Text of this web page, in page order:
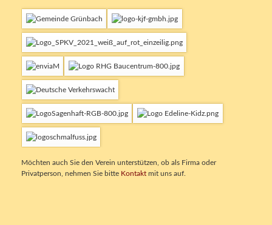
Möchten auch Sie den Verein unterstützen, ob als Firma oder
Privatperson, nehmen Sie bitte Kontaktmit uns auf.